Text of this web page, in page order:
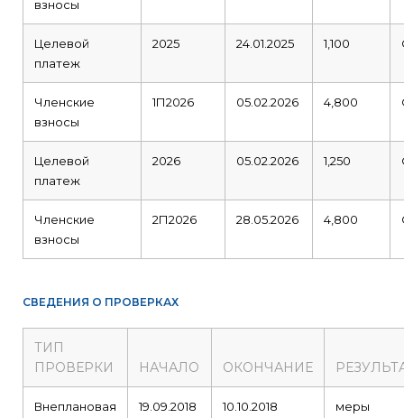
взносы
Целевой
платеж
2025 24.01.2025 1,100
Членские
взносы
1П2026 05.02.2026 4,800
Целевой
платеж
2026 05.02.2026 1,250
Членские
взносы
2П2026 28.05.2026 4,800
СВЕДЕНИЯ О ПРОВЕРКАХ
ТИП
ПРОВЕРКИ
НАЧАЛО ОКОНЧАНИЕ
Внеплановая 19.09.2018 10.10.2018
меры